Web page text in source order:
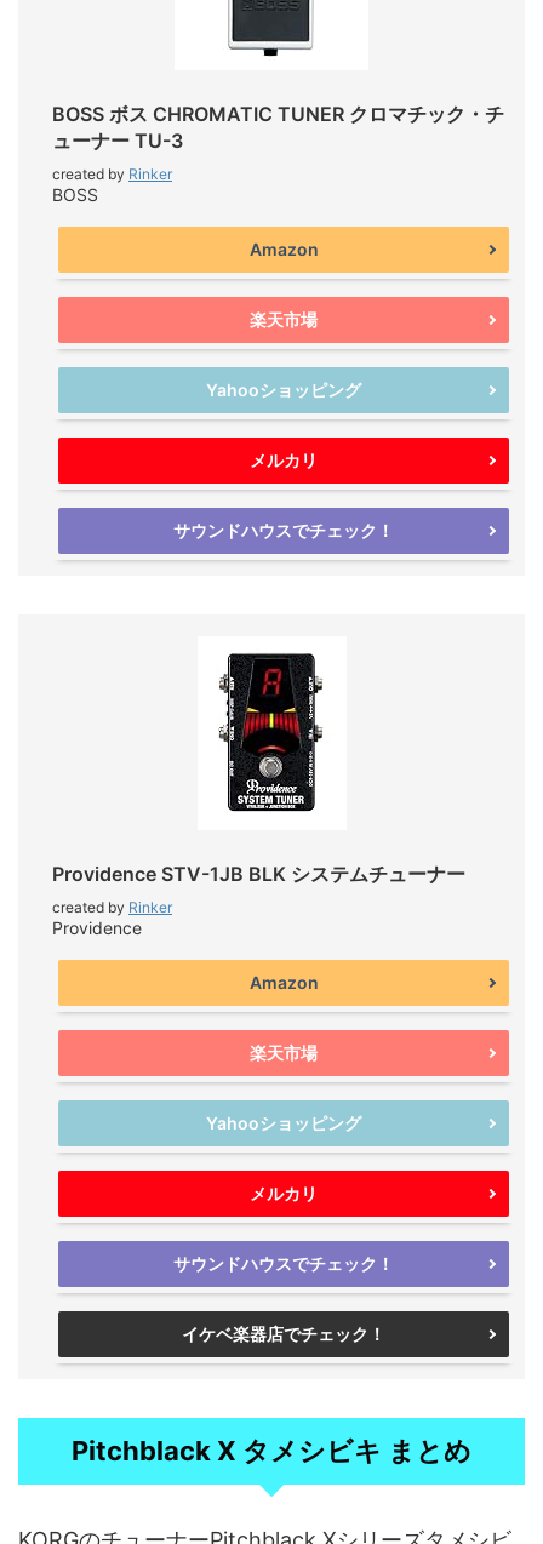
BOSS ボス CHROMATIC TUNER クロマチック・チ
ューナー TU-3
created by Rinker
BOSS
Amazon
楽天市場
Yahooショッピング
メルカリ
サウンドハウスでチェック！
Providence STV-1JB BLK システムチューナー
created by Rinker
Providence
Amazon
楽天市場
Yahooショッピング
メルカリ
サウンドハウスでチェック！
イケベ楽器店でチェック！
Pitchblack X タメシビキ まとめ